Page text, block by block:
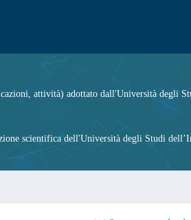
attività) adottato dall'Università degli
scientifica dell'Università degli Studi